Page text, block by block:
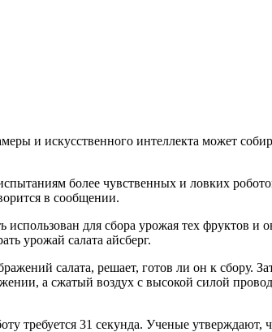
и искусственного интеллекта может
более чувственных и ловких
в сообщении.
для сбора урожая тех фруктов и
урожай салата айсберг.
салата, решает, готов ли он к сбору.
а сжатый воздух с высокой силой
требуется 31 секунда. Ученые утверждают,